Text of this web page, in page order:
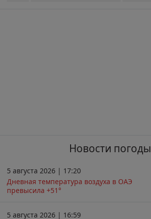
Новости погоды
5 августа 2026 | 17:20
Дневная температура воздуха в ОАЭ
превысила +51°
5 августа 2026 | 16:59